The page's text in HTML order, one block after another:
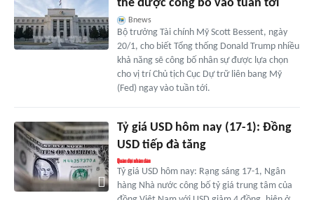
thể được công bố vào tuần tới
Bnews
Bộ trưởng Tài chính Mỹ Scott Bessent, ngày
20/1, cho biết Tổng thống Donald Trump nhiều
khả năng sẽ công bố nhân sự được lựa chọn
cho vị trí Chủ tịch Cục Dự trữ liên bang Mỹ
(Fed) ngay vào tuần tới.
Tỷ giá USD hôm nay (17-1): Đồng
USD tiếp đà tăng
Tỷ giá USD hôm nay: Rạng sáng 17-1, Ngân
hàng Nhà nước công bố tỷ giá trung tâm của